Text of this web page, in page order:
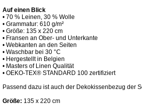
Auf einen Blick
• 70 % Leinen, 30 % Wolle
• Grammatur: 610 g/m²
• Größe: 135 x 220 cm
• Fransen an Ober- und Unterkante
• Webkanten an den Seiten
• Waschbar bei 30 °C
• Hergestellt in Belgien
• Masters of Linen Qualität
• OEKO-TEX® STANDARD 100 zertifiziert
Passend dazu ist auch der Dekokissenbezug der
Größe: 135 x 220 cm